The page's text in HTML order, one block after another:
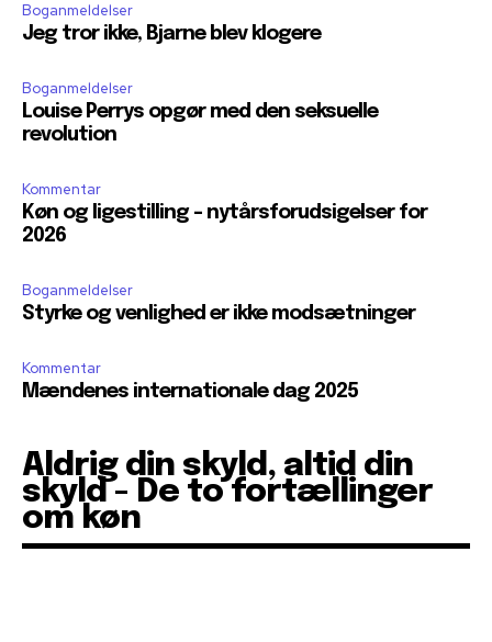
Boganmeldelser
Jeg tror ikke, Bjarne blev klogere
Boganmeldelser
Louise Perrys opgør med den seksuelle
revolution
Kommentar
Køn og ligestilling – nytårsforudsigelser for
2026
Boganmeldelser
Styrke og venlighed er ikke modsætninger
Kommentar
Mændenes internationale dag 2025
Aldrig din skyld, altid din
skyld - De to fortællinger
om køn